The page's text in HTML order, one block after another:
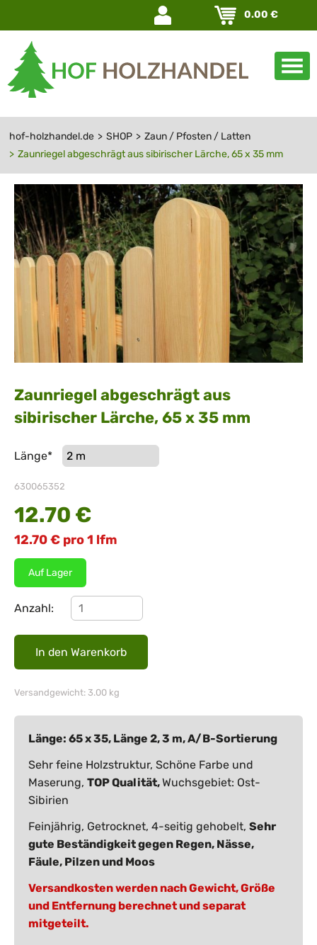
Navigation
überspringen
0.00 €
hof-holzhandel.de SHOP
Zaun / Pfosten / Latten
Zaunriegel abgeschrägt aus sibirischer Lärche, 65 x 35 mm
Zaunriegel abgeschrägt aus
sibirischer Lärche, 65 x 35 mm
Pflichtfeld
Länge*
630065352
12.70 €
12.70€ pro 1 lfm
Auf Lager
Anzahl:
Versandgewicht: 3.00 kg
Länge: 65 x 35, Länge 2, 3 m, A/B-Sortierung
Sehr feine Holzstruktur, Schöne Farbe und
Maserung, TOP Qualität,Wuchsgebiet: Ost-
Sibirien
Feinjährig, Getrocknet, 4-seitig gehobelt, Sehr
gute Beständigkeit gegen Regen, Nässe,
Fäule, Pilzen und Moos
Versandkosten werden nach Gewicht, Größe
und Entfernung berechnet und separat
mitgeteilt.